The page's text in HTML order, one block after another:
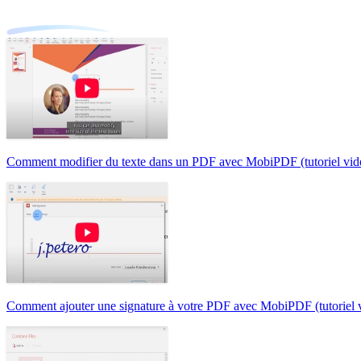
Comment modifier du texte dans un PDF avec MobiPDF (tutoriel
Comment ajouter une signature à votre PDF avec MobiPDF (tutoriel